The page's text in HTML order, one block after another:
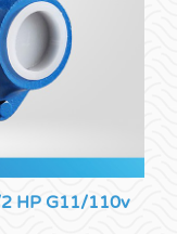
HP G11/110v